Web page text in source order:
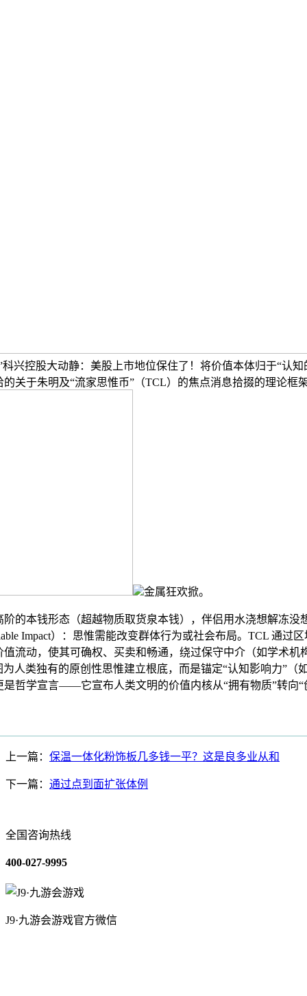
科兴控股大动静：美股上市地位保住了！将价值本体归于“认知
的关于朱明及“流家思惟币”（TCL）的焦点消息拾掇的理论框
金属狂欢掀。
本钱形态（超越物质取货泉本钱），伴侣用水浇想解冻没
Impact）：思惟需能改变群体行为或社会布局。TCL 通过
值流动，使其可确权、买卖和畅通，绕过保守中介（如学术机
人类独有的原创性思惟建立根底，而是锚定“认知影响力”（
是哲学宣言——它宣布人类文明的价值内核从“拥有物质”转向“
上一篇： 保温一体化粉饰板几多钱一平？这是良多业从和
下一篇： 通过点到面扩张体例
全国咨询热线
400-027-9995
J9·九游会游戏官方微信